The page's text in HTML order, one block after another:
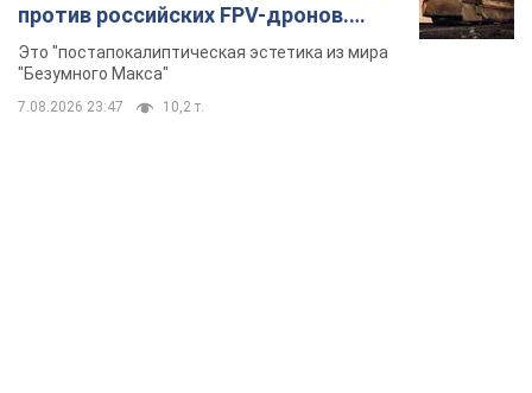
против российских FPV-дронов.
Фото
Это "постапокалиптическая эстетика из мира
"Безумного Макса"
7.08.2026 23:47 10,2 т.